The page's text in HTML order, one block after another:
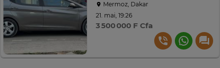
Mermoz, Dakar
21. mai, 19:26
3 500 000 F Cfa